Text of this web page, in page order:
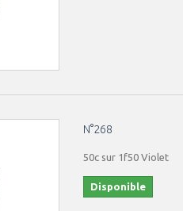
N°268
50c sur 1f50 Violet
Disponible